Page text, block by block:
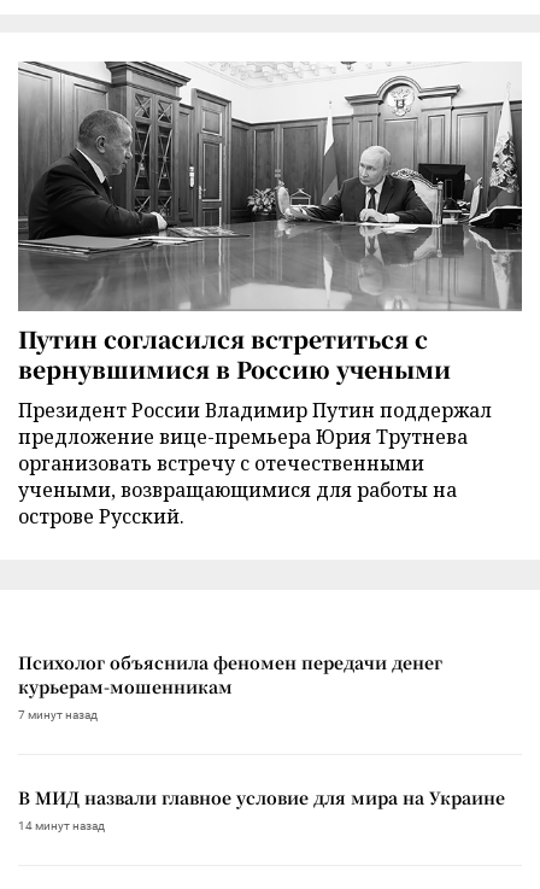
Путин согласился встретиться с
вернувшимися в Россию учеными
Президент России Владимир Путин поддержал
предложение вице-премьера Юрия Трутнева
организовать встречу с отечественными
учеными, возвращающимися для работы на
острове Русский.
Психолог объяснила феномен передачи денег
курьерам-мошенникам
7 минут назад
В МИД назвали главное условие для мира на Украине
14 минут назад